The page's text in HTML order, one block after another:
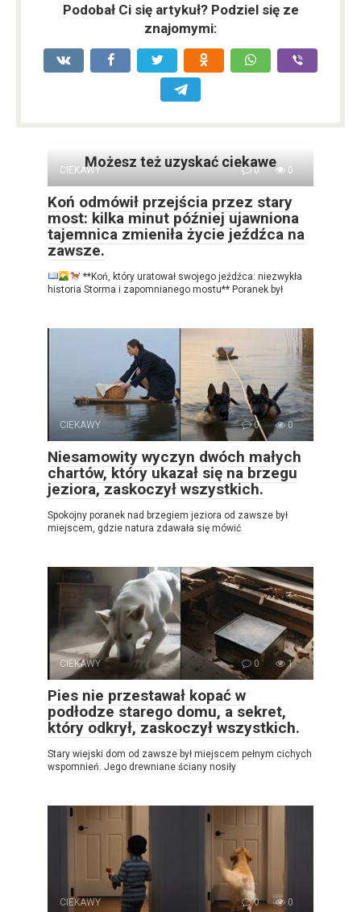
Podobał Ci się artykuł? Podziel się ze
znajomymi:
Możesz też uzyskać ciekawe
CIEKAWY 0 0
Koń odmówił przejścia przez stary
most: kilka minut później ujawniona
tajemnica zmieniła życie jeźdźca na
zawsze.
**Koń, który uratował swojego jeźdźca: niezwykła
historia Storma i zapomnianego mostu** Poranek był
CIEKAWY 0 0
Niesamowity wyczyn dwóch małych
chartów, który ukazał się na brzegu
jeziora, zaskoczył wszystkich.
Spokojny poranek nad brzegiem jeziora od zawsze był
miejscem, gdzie natura zdawała się mówić
CIEKAWY 0 1
Pies nie przestawał kopać w
podłodze starego domu, a sekret,
który odkrył, zaskoczył wszystkich.
Stary wiejski dom od zawsze był miejscem pełnym cichych
wspomnień. Jego drewniane ściany nosiły
CIEKAWY 0 0